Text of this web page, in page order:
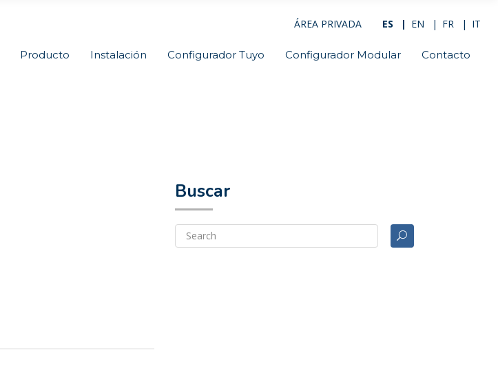
ÁREA PRIVADA ES EN FR IT
Producto Instalación Configurador Tuyo Configurador Modular Contacto
Buscar